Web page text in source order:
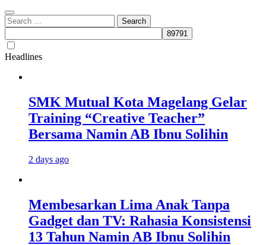
Search
for:
Headlines
SMK Mutual Kota Magelang Gelar
Training “Creative Teacher”
Bersama Namin AB Ibnu Solihin
2 days ago
Membesarkan Lima Anak Tanpa
Gadget dan TV: Rahasia Konsistensi
13 Tahun Namin AB Ibnu Solihin